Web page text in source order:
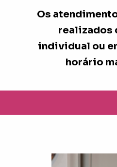
Os
realizados
individual ou
horário